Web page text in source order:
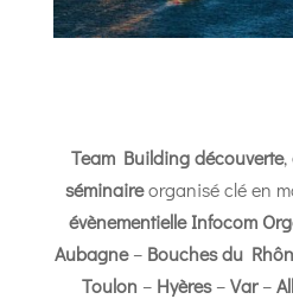
Team Building découverte,
séminaireorganisé clé en
évènementielle Infocom
Aubagne– Bouches du
Toulon – Hyères–Var–